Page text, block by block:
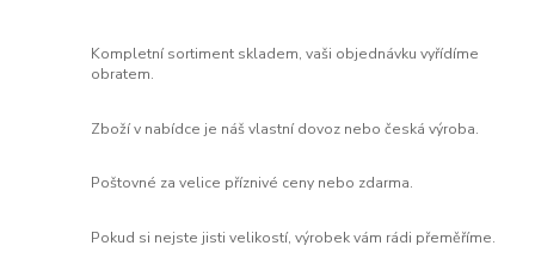
Kompletní sortiment skladem, vaši objednávku vyřídíme
obratem.
Zboží v nabídce je náš vlastní dovoz nebo česká výroba.
Poštovné za velice příznivé ceny nebo zdarma.
Pokud si nejste jisti velikostí, výrobek vám rádi přeměříme.